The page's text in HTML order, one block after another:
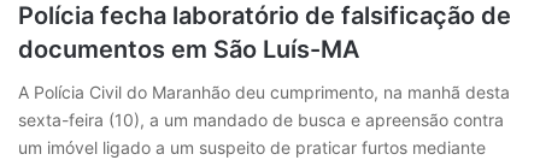
Polícia fecha laboratório de falsificação de
documentos em São Luís-MA
A Polícia Civil do Maranhão deu cumprimento, na manhã desta
sexta-feira (10), a um mandado de busca e apreensão contra
um imóvel ligado a um suspeito de praticar furtos mediante